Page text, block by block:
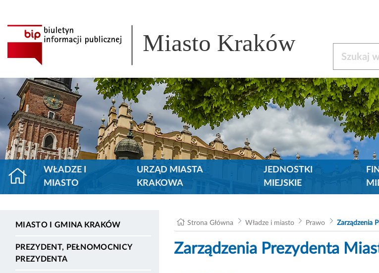
Miasto Kraków
WŁADZE I
MIASTO
URZĄD MIASTA
KRAKOWA
JEDNOSTKI
MIEJSKIE
MIASTO I GMINA KRAKÓW
PREZYDENT, PEŁNOMOCNICY
PREZYDENTA
Strona Główna Władze i miasto Prawo Zarządzenia
Zarządzenia Prezydenta